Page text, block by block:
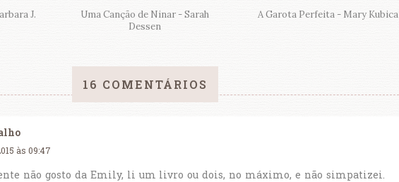
J.
Uma Canção de Ninar - Sarah
Dessen
A Garota Perfeita - Mary Kubica
16 COMENTÁRIOS
às 09:47
não gosto da Emily, li um livro ou dois, no máximo, e não simpatizei.